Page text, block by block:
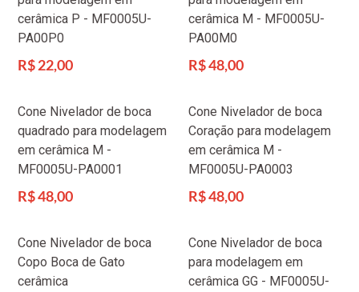
cerâmica P - MF0005U-
PA00P0
Preço
R$ 22,00
cerâmica M - MF0005U-
PA00M0
Preço
R$ 48,00
Cone Nivelador de boca
quadrado para modelagem
em cerâmica M -
MF0005U-PA0001
Preço
R$ 48,00
Cone Nivelador de boca
Coração para modelagem
em cerâmica M -
MF0005U-PA0003
Preço
R$ 48,00
Cone Nivelador de boca
Copo Boca de Gato
cerâmica
Cone Nivelador de boca
para modelagem em
cerâmica GG - MF0005U-